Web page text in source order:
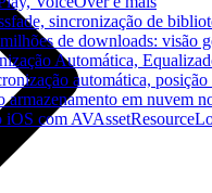
sincronização de
de downloads: visão
Automática,
automática, posição
armazenamento em nuvem
com